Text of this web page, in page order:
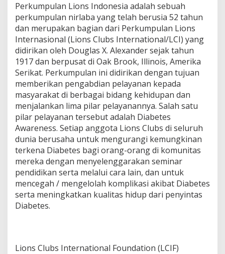
Perkumpulan Lions Indonesia adalah sebuah
perkumpulan nirlaba yang telah berusia 52 tahun
dan merupakan bagian dari Perkumpulan Lions
Internasional (Lions Clubs International/LCI) yang
didirikan oleh Douglas X. Alexander sejak tahun
1917 dan berpusat di Oak Brook, Illinois, Amerika
Serikat. Perkumpulan ini didirikan dengan tujuan
memberikan pengabdian pelayanan kepada
masyarakat di berbagai bidang kehidupan dan
menjalankan lima pilar pelayanannya. Salah satu
pilar pelayanan tersebut adalah Diabetes
Awareness. Setiap anggota Lions Clubs di seluruh
dunia berusaha untuk mengurangi kemungkinan
terkena Diabetes bagi orang-orang di komunitas
mereka dengan menyelenggarakan seminar
pendidikan serta melalui cara lain, dan untuk
mencegah / mengelolah komplikasi akibat Diabetes
serta meningkatkan kualitas hidup dari penyintas
Diabetes.
Lions Clubs International Foundation (LCIF)